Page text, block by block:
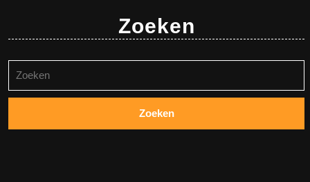
Zoeken
naar: